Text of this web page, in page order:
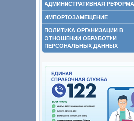
АДМИНИСТРАТИВНАЯ РЕФОРМА
ИМПОРТОЗАМЕЩЕНИЕ
ПОЛИТИКА ОРГАНИЗАЦИИ В
ОТНОШЕНИИ ОБРАБОТКИ
ПЕРСОНАЛЬНЫХ ДАННЫХ